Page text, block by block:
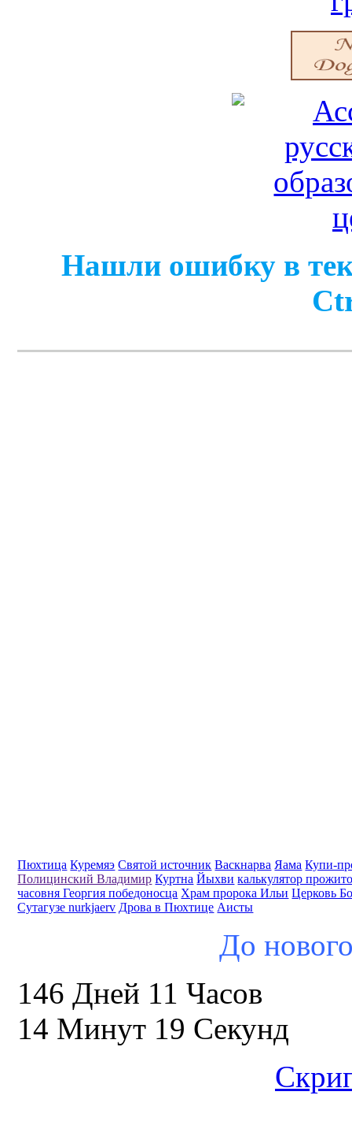
Нашли ошибку в
Пюхтица Куремяэ Святой источник Васкнарва Яама Купи-
Полицинский Владимир Куртна Йыхви калькулятор
часовня Георгия победоносца Храм пророка Ильи Церковь
Сутагузе nurkjaerv Дрова в Пюхтице Аисты
До
146 Дней 11 Часов
14 Минут 18 Секунд